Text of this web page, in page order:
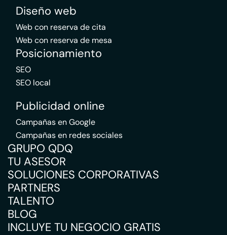
Diseño web
Web con reserva de cita
Web con reserva de mesa
Posicionamiento
SEO
SEO local
Publicidad online
Campañas en Google
Campañas en redes sociales
GRUPO QDQ
TU ASESOR
SOLUCIONES CORPORATIVAS
PARTNERS
TALENTO
BLOG
INCLUYE TU NEGOCIO GRATIS